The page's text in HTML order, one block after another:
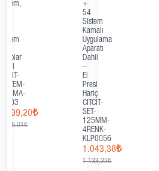
/
600
Takım
–
54
Sistem
Paslanmaz
Alt
Parça
+
Montaj
Aparatı
ve
Set
Kutusu
Hediyeli
SET-
CITCIT-
125PL-